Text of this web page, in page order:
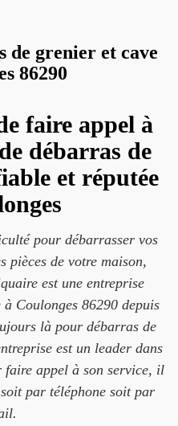
de grenier et cave
86290
faire appel à
débarras de
et réputée
pour débarrasser vos
pièces de votre maison,
est une entreprise
Coulonges 86290 depuis
là pour débarras de
est un leader dans
faire appel à son service, il
par téléphone soit par